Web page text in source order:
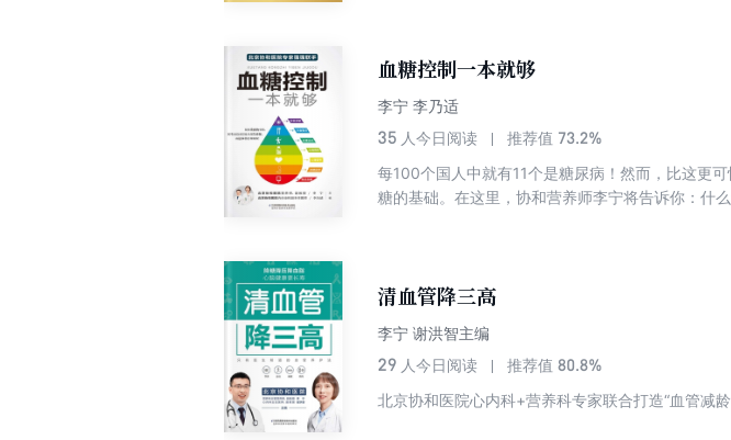
营养，跟着本书，做个快乐幸福的孕妈妈！
血糖控制一本就够
李宁 李乃适
35 人今日阅读 推荐值 73.2%
每100个国人中就有11个是糖尿病！然而，比这更
糖的基础。在这里，协和营养师李宁将告诉你：什
不会引起广大“糖友”的重视，一旦表现出临床症状
来，更能稳下来。
清血管降三高
李宁 谢洪智主编
29 人今日阅读 推荐值 80.8%
北京协和医院心内科+营养科专家联合打造“血管减